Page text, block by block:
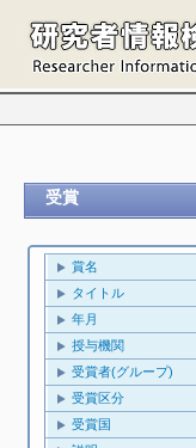
受賞
賞名
タイトル
年月
授与機関
受賞者(グループ)
受賞区分
受賞国